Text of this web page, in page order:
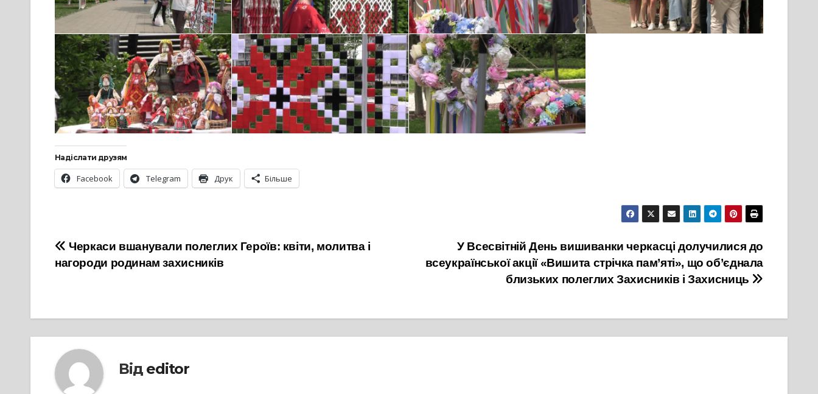
Надіслати друзям
Facebook Telegram Друк Більше
Навігація
записів
У Всесвітній День вишиванки черкасці долучилися до
всеукраїнської акції «Вишита стрічка пам’яті», що об’єднала
близьких полеглих Захисників і Захисниць
Черкаси вшанували полеглих Героїв: квіти, молитва і
нагороди родинам захисників
Від editor